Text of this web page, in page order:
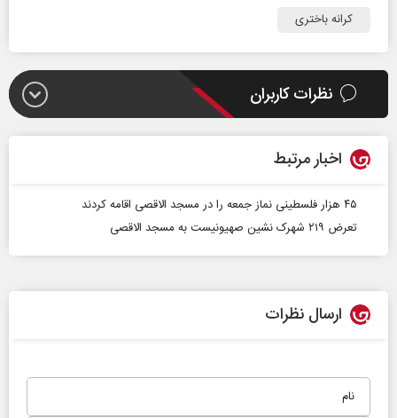
کرانه باختری
نظرات کاربران
اخبار مرتبط
۴۵ هزار فلسطینی نماز جمعه را در مسجد الاقصی اقامه کردند
تعرض ۲۱۹ شهرک‌ نشین صهیونیست به مسجد الاقصی
ارسال نظرات